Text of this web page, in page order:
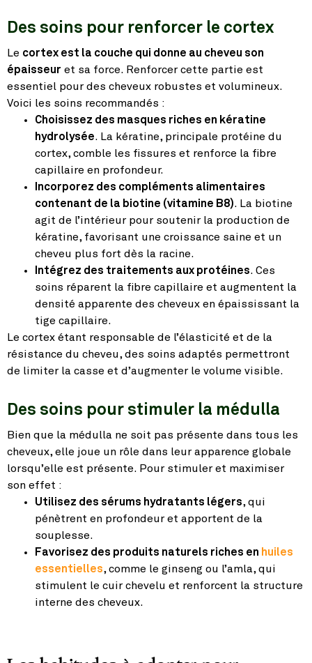
Des soins pour renforcer le cortex
Le cortex est la couche qui donne au cheveu son
épaisseur et sa force. Renforcer cette partie est
essentiel pour des cheveux robustes et volumineux.
Voici les soins recommandés :
Choisissez des masques riches en kératine
hydrolysée. La kératine, principale protéine du
cortex, comble les fissures et renforce la fibre
capillaire en profondeur.
Incorporez des compléments alimentaires
contenant de la biotine (vitamine B8). La biotine
agit de l’intérieur pour soutenir la production de
kératine, favorisant une croissance saine et un
cheveu plus fort dès la racine.
Intégrez des traitements aux protéines. Ces
soins réparent la fibre capillaire et augmentent la
densité apparente des cheveux en épaississant la
tige capillaire.
Le cortex étant responsable de l’élasticité et de la
résistance du cheveu, des soins adaptés permettront
de limiter la casse et d’augmenter le volume visible.
Des soins pour stimuler la médulla
Bien que la médulla ne soit pas présente dans tous les
cheveux, elle joue un rôle dans leur apparence globale
lorsqu’elle est présente. Pour stimuler et maximiser
son effet :
Utilisez des sérums hydratants légers, qui
pénètrent en profondeur et apportent de la
souplesse.
Favorisez des produits naturels riches en huiles
essentielles, comme le ginseng ou l’amla, qui
stimulent le cuir chevelu et renforcent la structure
interne des cheveux.